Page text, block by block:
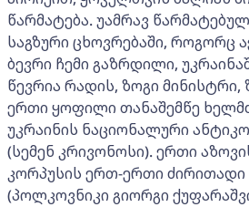
წარმატება. უამრავ
საგზური ცხოვრებაში, როგორც
ბევრი ჩემი გაზრდილი,
წევრია რადის, ზოგი მინისტრი,
ერთი ყოფილი თანაშემწე
უკრაინის ნაციონალური
(სემენ კრივონოსი). ერთი
კორპუსის ერთ-ერთი ძირითადი
(პოლკოვნიკი გიორგი